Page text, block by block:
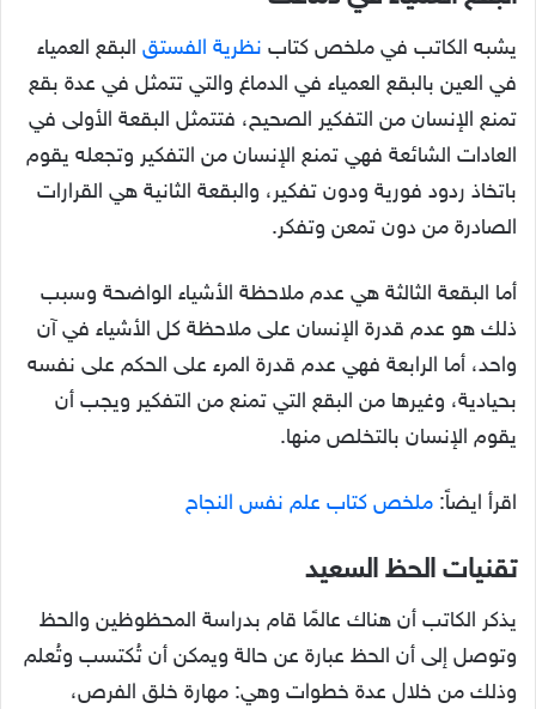
يشبه الكاتب في ملخص كتاب نظرية الفستق البقع العمياء
في العين بالبقع العمياء في الدماغ والتي تتمثل في عدة بقع
تمنع الإنسان من التفكير الصحيح، فتتمثل البقعة الأولى في
العادات الشائعة فهي تمنع الإنسان من التفكير وتجعله يقوم
باتخاذ ردود فورية ودون تفكير، والبقعة الثانية هي القرارات
الصادرة من دون تمعن وتفكر.
أما البقعة الثالثة هي عدم ملاحظة الأشياء الواضحة وسبب
ذلك هو عدم قدرة الإنسان على ملاحظة كل الأشياء في آن
واحد، أما الرابعة فهي عدم قدرة المرء على الحكم على نفسه
بحيادية، وغيرها من البقع التي تمنع من التفكير ويجب أن
يقوم الإنسان بالتخلص منها.
اقرأ ايضاً: ملخص كتاب علم نفس النجاح
تقنيات الحظ السعيد
يذكر الكاتب أن هناك عالمًا قام بدراسة المحظوظين والحظ
وتوصل إلى أن الحظ عبارة عن حالة ويمكن أن تُكتسب وتُعلم
وذلك من خلال عدة خطوات وهي: مهارة خلق الفرص،